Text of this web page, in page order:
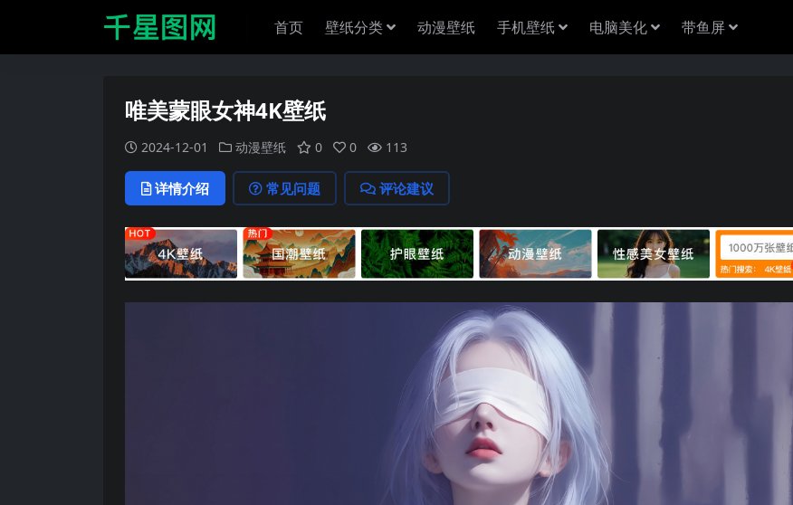
首页 壁纸分类 动漫壁纸 手机壁纸 电脑美化 带鱼屏
唯美蒙眼女神4K壁纸
2024-12-01 动漫壁纸 0 0 113
详情介绍 常见问题 评论建议